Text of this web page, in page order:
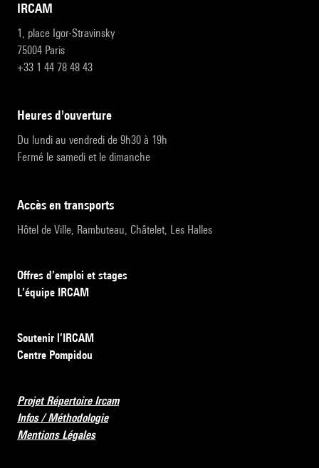
IRCAM
1, place Igor-Stravinsky
75004 Paris
+33 1 44 78 48 43
heures d'ouverture
Du lundi au vendredi de 9h30 à 19h
Fermé le samedi et le dimanche
accès en transports
Hôtel de Ville, Rambuteau, Châtelet, Les Halles
Offres d’emploi et stages
L’équipe IRCAM
Soutenir l’IRCAM
Centre Pompidou
Projet Répertoire Ircam
Infos / Méthodologie
Mentions Légales